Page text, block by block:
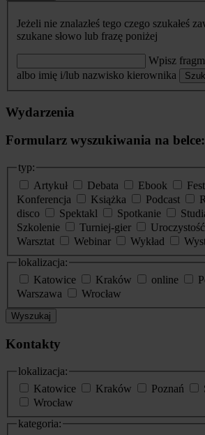
Jeżeli nie znalazłeś tego czego szukałeś
szukane słowo lub frazę poniżej
Wpisz
albo imię i/lub nazwisko kierownika
Wydarzenia
Formularz wyszukiwania na
typ:
Artykuł
Debata Ebook
Konferencja
Książka Podcast
disco
Spektakl Spotkanie
Szkolenie
Turniej-gier Uroczystość
Warsztat
Webinar Wykład
lokalizacja:
Katowice
Kraków online
Warszawa
Wrocław
Wyszukaj
Kontakty
lokalizacja:
Katowice
Kraków Poznań
Wrocław
kategoria: